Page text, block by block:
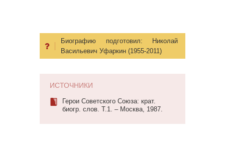
Биографию подготовил:
Николай
Васильевич Уфаркин (1955-2011)
ИСТОЧНИКИ
Герои Советского Союза: крат.
биогр. слов. Т.1. – Москва, 1987.